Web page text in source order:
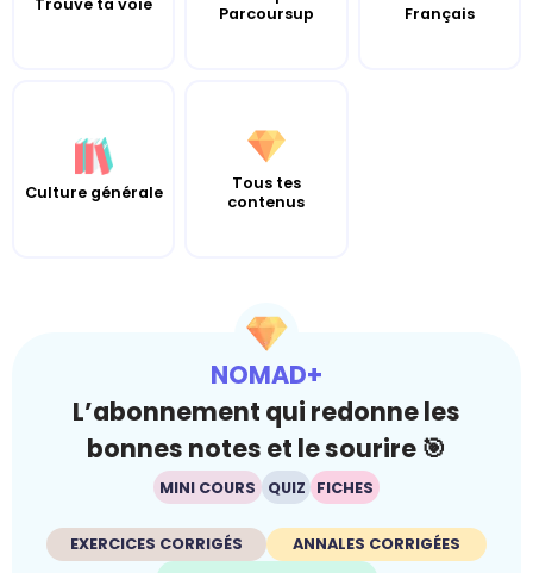
Parcoursup
Français
Culture générale
Tous tes
contenus
NOMAD+
L’abonnement qui redonne les
bonnes notes et le sourire 🎯
MINI COURS QUIZ FICHES
EXERCICES CORRIGÉS
ANNALES CORRIGÉES